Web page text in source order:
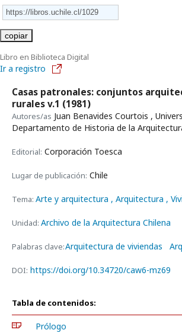
copiar
Libro en Biblioteca Digital
Ir a registro
Casas patronales: conjuntos
rurales v.1 (1981)
Autores/as Juan Benavides Courtois ,
Departamento de Historia de la
Editorial: Corporación Toesca
Lugar de publicación: Chile
Tema: Arte y arquitectura , Arquitectura ,
Unidad: Archivo de la Arquitectura Chilena
Palabras clave:Arquitectura de viviendas
DOI: https://doi.org/10.34720/caw6-mz69
Tabla de contenidos:
Prólogo